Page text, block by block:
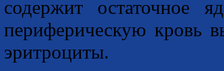
содержит остаточное
периферическую кровь
эритроциты.